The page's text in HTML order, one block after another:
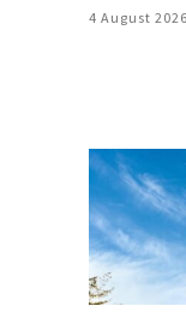
4 August 2026